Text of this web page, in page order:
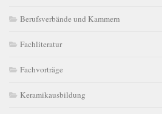
Berufsverbände und Kammern
Fachliteratur
Fachvorträge
Keramikausbildung